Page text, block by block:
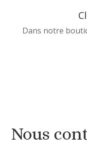
Dans notre
Nous